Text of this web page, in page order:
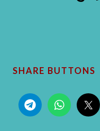
SHARE BUTTONS